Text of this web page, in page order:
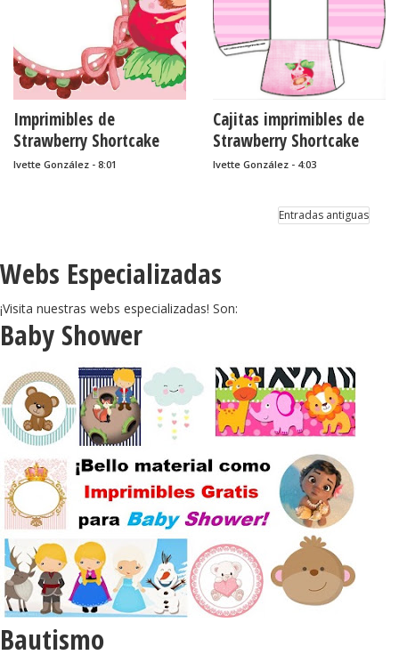
Imprimibles de
Strawberry Shortcake
balletista.
Ivette González - 8:01
Cajitas imprimibles de
Strawberry Shortcake
balletista.
Ivette González - 4:03
Entradas antiguas
Webs Especializadas
¡Visita nuestras webs especializadas! Son:
Baby Shower
Bautismo